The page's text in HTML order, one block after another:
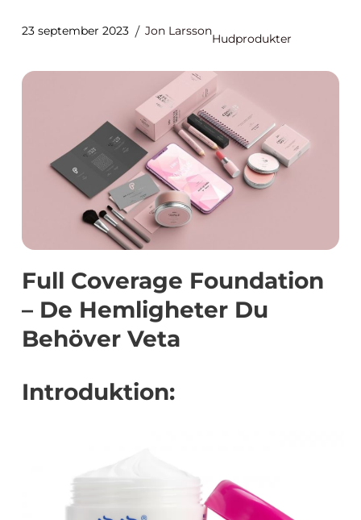
23 september 2023 Jon Larsson
Hudprodukter
Full Coverage Foundation
– De Hemligheter Du
Behöver Veta
Introduktion: